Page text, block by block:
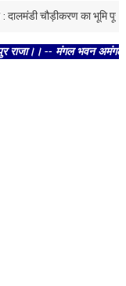
चौड़ीकरण का भूमि पूजन,
-- मंगल भवन अमंगल